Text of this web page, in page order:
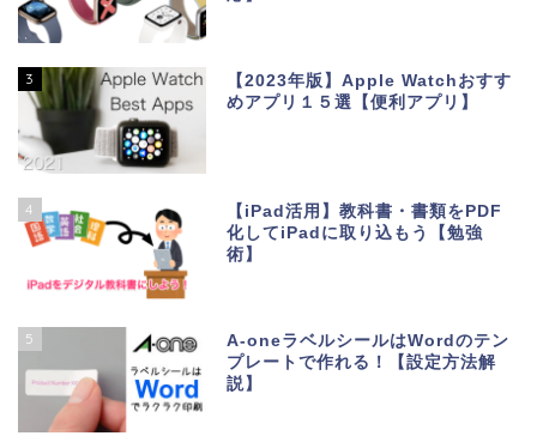
3
【2023年版】Apple Watchおすす
めアプリ１５選【便利アプリ】
4
【iPad活用】教科書・書類をPDF
化してiPadに取り込もう【勉強
術】
5
A-oneラベルシールはWordのテン
プレートで作れる！【設定方法解
説】